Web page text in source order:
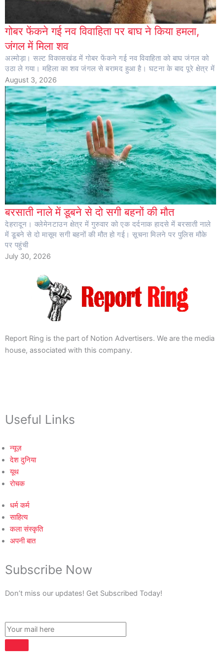
गोबर फेंकने गई नव विवाहिता पर बाघ ने किया हमला,
जंगल में मिला शव
अल्मोड़ा। सल्ट विकासखंड में गोबर फेंकने गई नव विवाहिता को बाघ जंगल को
उठा ले गया। महिला का शव जंगल से बरामद हुआ है। घटना के बाद पूरे क्षेत्र में
August 3, 2026
बरसाती नाले में डूबने से दो सगी बहनों की मौत
देहरादून। क्लेमेनटाउन क्षेत्र में गुरुवार को एक दर्दनाक हादसे में बरसाती नाले
में डूबने से दो मासूम सगी बहनों की मौत हो गई। सूचना मिलने पर पुलिस मौके
पर पहुंची
July 30, 2026
Report Ring is the part of Notion Advertisers. We are the media
house, associated with this company.
Useful Links
न्यूज़
देश दुनिया
यूथ
रोचक
धर्म कर्म
साहित्य
कला संस्कृति
अपनी बात
Subscribe Now
Don’t miss our updates! Get Subscribed Today!